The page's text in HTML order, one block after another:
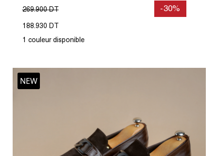
-30%
269.900 DT
188.930 DT
1 couleur disponible
NEW